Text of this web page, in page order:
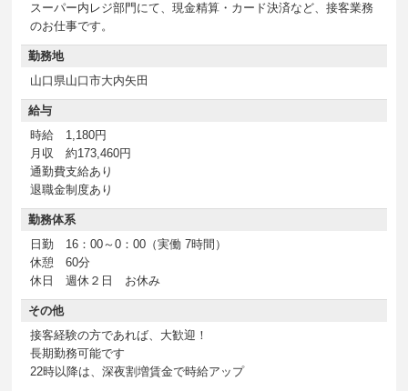
スーパー内レジ部門にて、現金精算・カード決済など、接客業務
のお仕事です。
勤務地
山口県山口市大内矢田
給与
時給 1,180円
月収 約173,460円
通勤費支給あり
退職金制度あり
勤務体系
日勤 16：00～0：00（実働 7時間）
休憩 60分
休日 週休２日 お休み
その他
接客経験の方であれば、大歓迎！
長期勤務可能です
22時以降は、深夜割増賃金で時給アップ